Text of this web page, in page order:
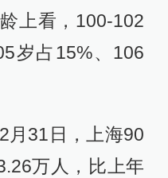
上看，100-102
岁占15%、106
月31日，上海90
万人，比上年